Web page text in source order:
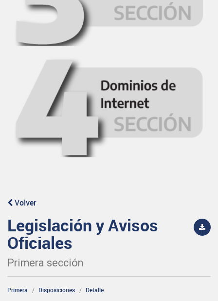
Volver
Legislación y Avisos
Oficiales
Primera sección
Primera Disposiciones Detalle